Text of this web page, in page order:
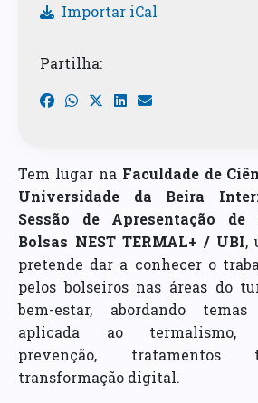
Importar iCal
Partilha:
Tem lugar na Faculdade de
Universidade da Beira
Sessão de Apresentação de
Bolsas NEST TERMAL+ / UBI,
pretende dar a conhecer o
pelos bolseiros nas áreas do
bem-estar, abordando
aplicada ao termalismo,
prevenção, tratamentos
transformação digital.